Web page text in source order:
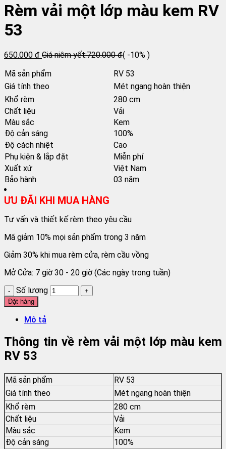
Rèm vải một lớp màu kem RV
53
650.000 đ Giá niêm yết:720.000 đ( -10% )
Mã sản phẩm
RV 53
Giá tính theo
Mét ngang hoàn thiện
Khổ rèm
280 cm
Chất liệu
Vải
Màu sắc
Kem
Độ cản sáng
100%
Độ cách nhiệt
Cao
Phụ kiện & lắp đặt
Miễn phí
Xuất xứ
Việt Nam
Bảo hành
03 năm
ƯU ĐÃI KHI MUA HÀNG
Tư vấn và thiết kế rèm theo yêu cầu
Mã giảm 10% mọi sản phẩm trong 3 năm
Giảm 30% khi mua rèm cửa, rèm cầu vồng
Mở Cửa: 7 giờ 30 - 20 giờ (Các ngày trong tuần)
Số lượng
Đặt hàng
Mô tả
Thông tin về rèm vải một lớp màu kem
RV 53
Mã sản phẩm
RV 53
Giá tính theo
Mét ngang hoàn thiện
Khổ rèm
280 cm
Chất liệu
Vải
Màu sắc
Kem
Độ cản sáng
100%